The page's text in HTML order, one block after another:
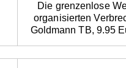
Die grenzenlose
organisierten
Goldmann TB, 9.95